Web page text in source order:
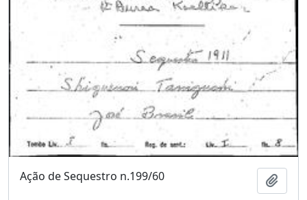
Ação de Sequestro n.199/60